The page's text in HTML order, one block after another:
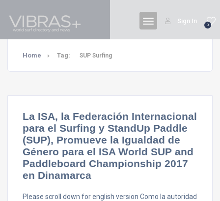
0
Sign In
Home Tag: SUP Surfing
La ISA, la Federación Internacional
para el Surfing y StandUp Paddle
(SUP), Promueve la Igualdad de
Género para el ISA World SUP and
Paddleboard Championship 2017
en Dinamarca
Please scroll down for english version Como la autoridad